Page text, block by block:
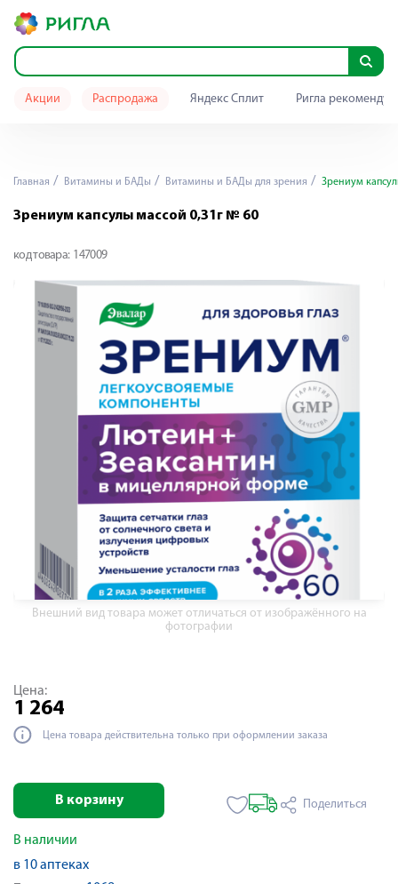
Акции Распродажа Яндекс Сплит Ригла
Главная Витамины и БАДы Витамины и БАДы для зрения Зрениум
Зрениум капсулы массой 0,31г № 60
код товара: 147009
Внешний вид товара может отличаться от изображённого на
фотографии
Цена:
1 264
Цена товара действительна только при оформлении заказа
В корзину Поделиться
В наличии
в 10 аптеках